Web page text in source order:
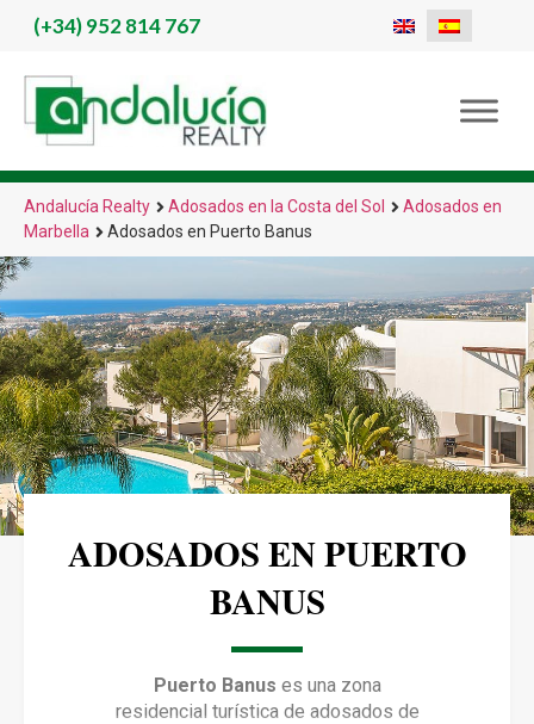
(+34)952 814 767
Andalucía Realty Adosados en la Costa del Sol
Adosados en
Marbella
Adosados en Puerto Banus
ADOSADOS EN PUERTO
BANUS
Puerto Banus es una zona
residencial turística de adosados de